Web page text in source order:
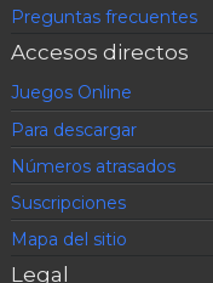
Preguntas frecuentes
Accesos directos
Juegos Online
Para descargar
Números atrasados
Suscripciones
Mapa del sitio
Legal